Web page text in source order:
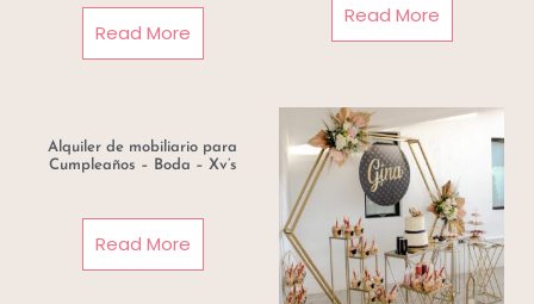
Read More
Read More
Alquiler de mobiliario para
Cumpleaños – Boda – Xv’s
Read More